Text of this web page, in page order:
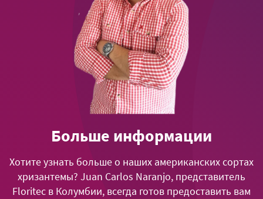
Больше информации
Хотите узнать больше о наших американских сортах
хризантемы? Juan Carlos Naranjo, представитель
Floritec в Колумбии, всегда готов предоставить вам